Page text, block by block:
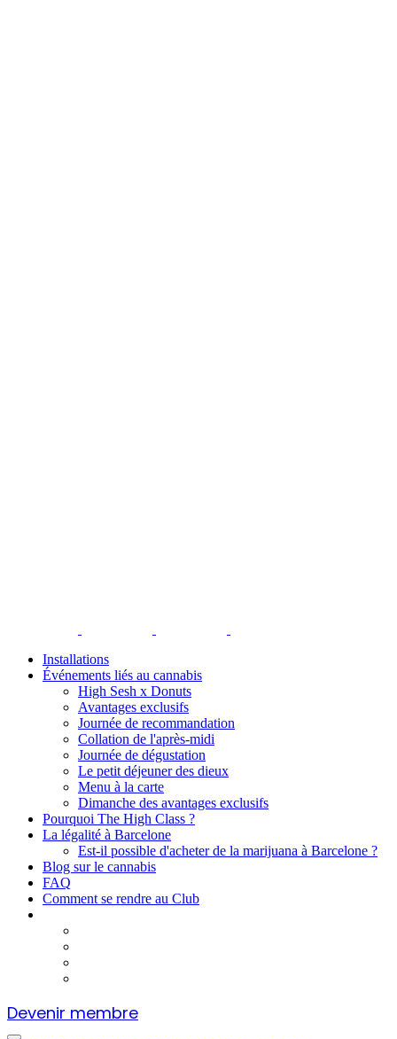
Installations
Événements liés au cannabis
High Sesh x Donuts
Avantages exclusifs
Journée de recommandation
Collation de l'après-midi
Journée de dégustation
Le petit déjeuner des dieux
Menu à la carte
Dimanche des avantages exclusifs
Pourquoi The High Class ?
La légalité à Barcelone
Est-il possible d'acheter de la marijuana à Barcelone ?
Blog sur le cannabis
FAQ
Comment se rendre au Club
Devenir membre